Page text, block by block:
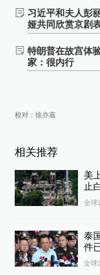
习近平和夫人彭
娅共同欣赏京剧
特朗普在故宫体
家：很内行
校对： 徐亦嘉
相关推荐
美
止
全球
泰
件
全球